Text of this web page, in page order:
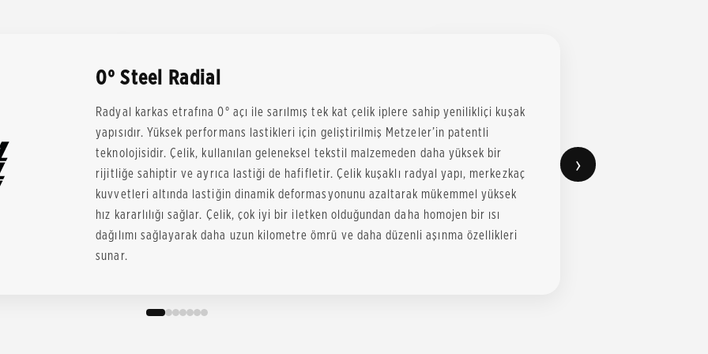
0° Steel Radial
Radyal karkas etrafına 0° açı ile sarılmış tek kat çelik iplere sahip yenilikliçi kuşak
yapısıdır. Yüksek performans lastikleri için geliştirilmiş Metzeler’in patentli
teknolojisidir. Çelik, kullanılan geleneksel tekstil malzemeden daha yüksek bir
rijitliğe sahiptir ve ayrıca lastiği de hafifletir. Çelik kuşaklı radyal yapı, merkezkaç
kuvvetleri altında lastiğin dinamik deformasyonunu azaltarak mükemmel yüksek
hız kararlılığı sağlar. Çelik, çok iyi bir iletken olduğundan daha homojen bir ısı
dağılımı sağlayarak daha uzun kilometre ömrü ve daha düzenli aşınma özellikleri
sunar.
›